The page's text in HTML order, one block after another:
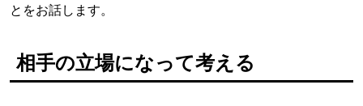
とをお話します。
相手の立場になって考える